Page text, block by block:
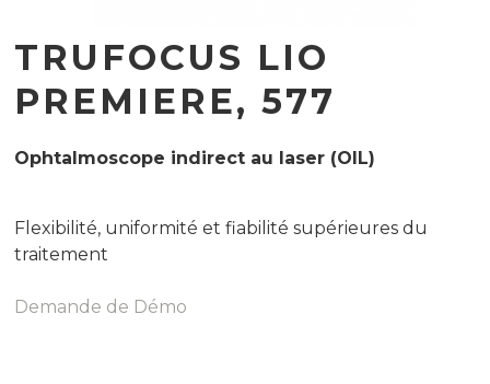
TRUFOCUS LIO
PREMIERE, 577
Ophtalmoscope indirect au laser (OIL)
Flexibilité, uniformité et fiabilité supérieures du
traitement
Demande de Démo